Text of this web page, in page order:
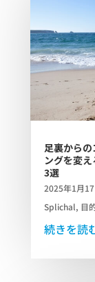
足裏から
ングを変
3選
2025年1月17
Splichal, 目
続きを読